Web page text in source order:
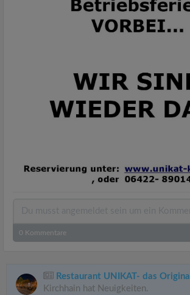
0 Kommentare
Restaurant UNIKAT- das Original
Kirchhain hat Neuigkeiten.